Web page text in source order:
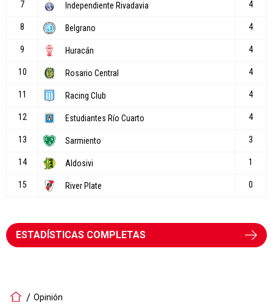
ESTADÍSTICAS COMPLETAS
Opinión